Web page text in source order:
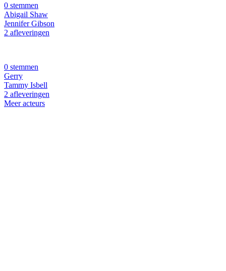
0 stemmen
Abigail Shaw
Jennifer Gibson
2 afleveringen
0 stemmen
Gerry
Tammy Isbell
2 afleveringen
Meer acteurs